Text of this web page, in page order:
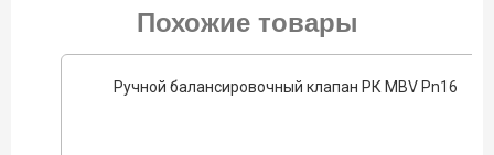
Похожие товары
Ручной балансировочный клапан РК MBV Pn16